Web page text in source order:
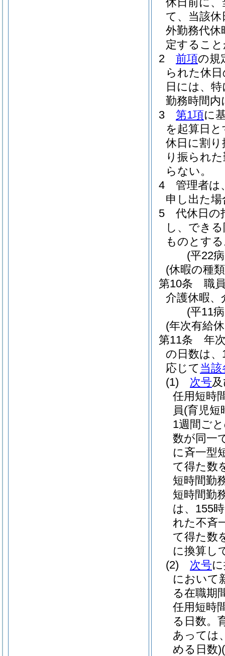
て、当該
外勤務代
定するこ
2
前項の規
られた休
日には、
勤務時間
3
第1項に
を起算日
休日に割
り振られ
らない。
4
管理者は
申し出た
5
代休日の
し、でき
ものとす
(平22
(休暇の種
第10条
職
介護休暇、
(平11
(年次有給
第11条
年
の日数は
応じて 当
(1)
次号
任用短時
員(育児短
1週間ご
数が同一
に斉一型
て得た数
短時間勤
短時間勤
は、155
れた不斉
て得た数
に換算し
(2)
次号
において
る在職期
任用短時
る日数。
あっては
める日数)